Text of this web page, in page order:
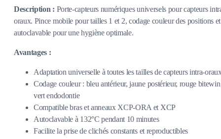
Description : Porte-capteurs numériques universels pour capteurs
oraux. Pince mobile pour tailles 1 et 2, codage couleur des positions et
autoclavable pour une hygiène optimale.
Avantages :
Adaptation universelle à toutes les tailles de capteurs intra-
Codage couleur : bleu antérieur, jaune postérieur, rouge
vert endodontie
Compatible bras et anneaux XCP-ORA et XCP
Autoclavable à 132°C pendant 10 minutes
Facilite la prise de clichés constants et reproductibles